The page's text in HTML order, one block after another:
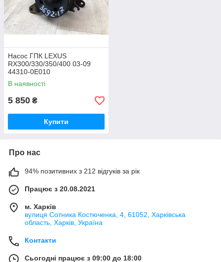
Насос ГПК LEXUS
RX300/330/350/400 03-09
44310-0E010
В наявності
5 850 ₴
Купити
Про нас
94% позитивних з 212 відгуків за рік
Працює з 20.08.2021
м. Харків
вулиця Сотника Костюченка, 4, 61052, Харківська
область, Харків, Україна
Контакти
Сьогодні працює з 09:00 до 18:00